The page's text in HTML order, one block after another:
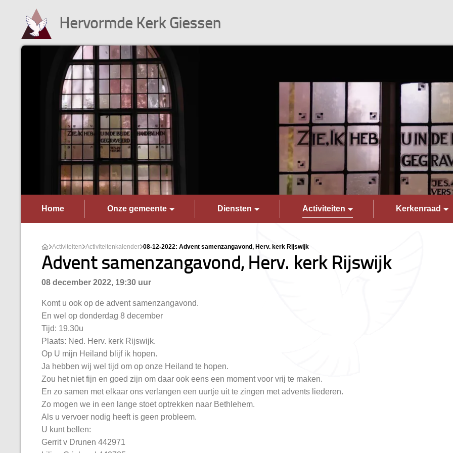
Hervormde Kerk Giessen
Home Onze gemeente Diensten Activiteiten Kerkenraad
Activiteiten Activiteitenkalender 08-12-2022: Advent samenzangavond, Herv. kerk Rijswijk
Advent samenzangavond, Herv. kerk Rijswijk
08 december 2022, 19:30 uur
Komt u ook op de advent samenzangavond.
En wel op donderdag 8 december
Tijd: 19.30u
Plaats: Ned. Herv. kerk Rijswijk.
Op U mijn Heiland blijf ik hopen.
Ja hebben wij wel tijd om op onze Heiland te hopen.
Zou het niet fijn en goed zijn om daar ook eens een moment voor vrij te maken.
En zo samen met elkaar ons verlangen een uurtje uit te zingen met advents liederen.
Zo mogen we in een lange stoet optrekken naar Bethlehem.
Als u vervoer nodig heeft is geen probleem.
U kunt bellen:
Gerrit v Drunen 442971